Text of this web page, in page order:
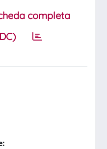
completa